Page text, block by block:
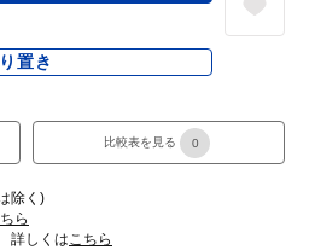
置き
比較表を見る 0
除く)
ら
詳しくはこちら